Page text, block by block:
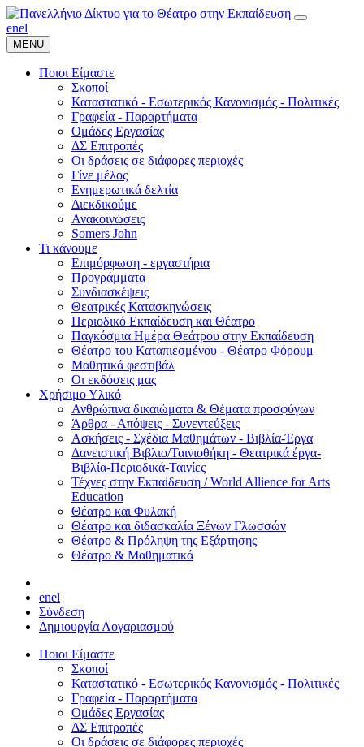
enel
MENU
Ποιοι Είμαστε
Σκοποί
Καταστατικό - Εσωτερικός Κανονισμός - Πολιτικές
Γραφεία - Παραρτήματα
Ομάδες Εργασίας
ΔΣ Επιτροπές
Οι δράσεις σε διάφορες περιοχές
Γίνε μέλος
Ενημερωτικά δελτία
Διεκδικούμε
Ανακοινώσεις
Somers John
Τι κάνουμε
Επιμόρφωση - εργαστήρια
Προγράμματα
Συνδιασκέψεις
Θεατρικές Κατασκηνώσεις
Περιοδικό Εκπαίδευση και Θέατρο
Παγκόσμια Ημέρα Θεάτρου στην Εκπαίδευση
Θέατρο του Καταπιεσμένου - Θέατρο Φόρουμ
Μαθητικά φεστιβάλ
Οι εκδόσεις μας
Χρήσιμο Υλικό
Ανθρώπινα δικαιώματα & Θέματα προσφύγων
Άρθρα - Απόψεις - Συνεντεύξεις
Ασκήσεις - Σχέδια Μαθημάτων - Βιβλία-Έργα
Δανειστική Βιβλιο/Ταινιοθήκη - Θεατρικά έργα-
Βιβλία-Περιοδικά-Ταινίες
Τέχνες στην Εκπαίδευση / World Allience for Arts
Education
Θέατρο και Φυλακή
Θέατρο και διδασκαλία Ξένων Γλωσσών
Θέατρο & Πρόληψη της Εξάρτησης
Θέατρο & Μαθηματικά
enel
Σύνδεση
Δημιουργία Λογαριασμού
Ποιοι Είμαστε
Σκοποί
Καταστατικό - Εσωτερικός Κανονισμός - Πολιτικές
Γραφεία - Παραρτήματα
Ομάδες Εργασίας
ΔΣ Επιτροπές
Οι δράσεις σε διάφορες περιοχές